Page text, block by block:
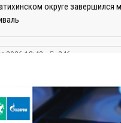
округе завершился
2026 18:42 246
2026 18:07 310